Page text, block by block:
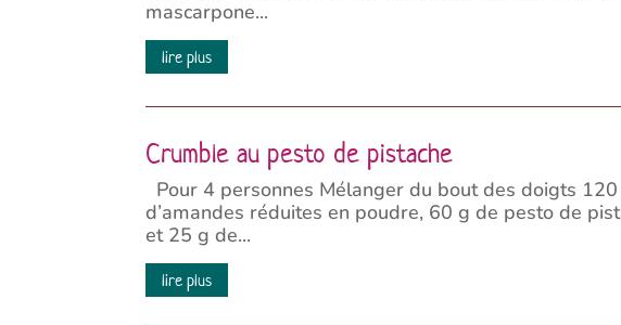
mascarpone...
lire plus
Crumble au pesto de pistache
Pour 4 personnes Mélanger du bout des doigts
d’amandes réduites en poudre, 60 g de pesto de
et 25 g de...
lire plus